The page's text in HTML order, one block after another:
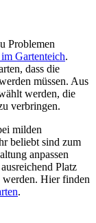
Problemen
Gartenteich.
dass die
müssen. Aus
werden, die
verbringen.
milden
beliebt sind zum
anpassen
Platz
werden. Hier finden
.